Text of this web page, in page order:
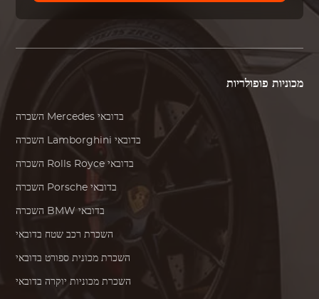
מכוניות פופולריות
Mercedes בדובאי
Lamborghini בדובאי
Rolls Royce בדובאי
Porsche בדובאי
BMW בדובאי
השכרת רכב שטח בדובאי
השכרת מכונית ספורט בדובאי
השכרת מכוניות יוקרה בדובאי